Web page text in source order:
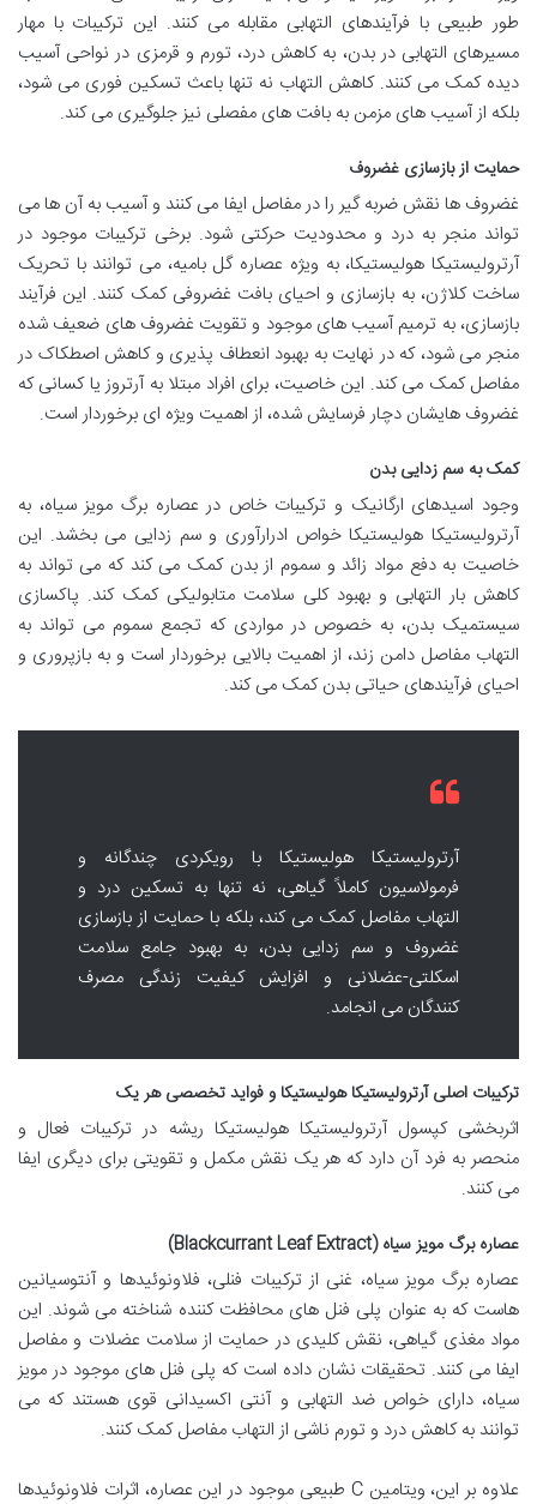
طور طبیعی با فرآیندهای التهابی مقابله می کنند. این ترکیبات با مهار
مسیرهای التهابی در بدن، به کاهش درد، تورم و قرمزی در نواحی آسیب
دیده کمک می کنند. کاهش التهاب نه تنها باعث تسکین فوری می شود،
بلکه از آسیب های مزمن به بافت های مفصلی نیز جلوگیری می کند.
حمایت از بازسازی غضروف
غضروف ها نقش ضربه گیر را در مفاصل ایفا می کنند و آسیب به آن ها می
تواند منجر به درد و محدودیت حرکتی شود. برخی ترکیبات موجود در
آرترولیستیکا هولیستیکا، به ویژه عصاره گل بامیه، می توانند با تحریک
ساخت کلاژن، به بازسازی و احیای بافت غضروفی کمک کنند. این فرآیند
بازسازی، به ترمیم آسیب های موجود و تقویت غضروف های ضعیف شده
منجر می شود، که در نهایت به بهبود انعطاف پذیری و کاهش اصطکاک در
مفاصل کمک می کند. این خاصیت، برای افراد مبتلا به آرتروز یا کسانی که
غضروف هایشان دچار فرسایش شده، از اهمیت ویژه ای برخوردار است.
کمک به سم زدایی بدن
وجود اسیدهای ارگانیک و ترکیبات خاص در عصاره برگ مویز سیاه، به
آرترولیستیکا هولیستیکا خواص ادرارآوری و سم زدایی می بخشد. این
خاصیت به دفع مواد زائد و سموم از بدن کمک می کند که می تواند به
کاهش بار التهابی و بهبود کلی سلامت متابولیکی کمک کند. پاکسازی
سیستمیک بدن، به خصوص در مواردی که تجمع سموم می تواند به
التهاب مفاصل دامن زند، از اهمیت بالایی برخوردار است و به بازپروری و
احیای فرآیندهای حیاتی بدن کمک می کند.
آرترولیستیکا هولیستیکا با رویکردی چندگانه و
فرمولاسیون کاملاً گیاهی، نه تنها به تسکین درد و
التهاب مفاصل کمک می کند، بلکه با حمایت از بازسازی
غضروف و سم زدایی بدن، به بهبود جامع سلامت
اسکلتی-عضلانی و افزایش کیفیت زندگی مصرف
کنندگان می انجامد.
ترکیبات اصلی آرترولیستیکا هولیستیکا و فواید تخصصی هر یک
اثربخشی کپسول آرترولیستیکا هولیستیکا ریشه در ترکیبات فعال و
منحصر به فرد آن دارد که هر یک نقش مکمل و تقویتی برای دیگری ایفا
می کنند.
عصاره برگ مویز سیاه (Blackcurrant Leaf Extract)
عصاره برگ مویز سیاه، غنی از ترکیبات فنلی، فلاونوئیدها و آنتوسیانین
هاست که به عنوان پلی فنل های محافظت کننده شناخته می شوند. این
مواد مغذی گیاهی، نقش کلیدی در حمایت از سلامت عضلات و مفاصل
ایفا می کنند. تحقیقات نشان داده است که پلی فنل های موجود در مویز
سیاه، دارای خواص ضد التهابی و آنتی اکسیدانی قوی هستند که می
توانند به کاهش درد و تورم ناشی از التهاب مفاصل کمک کنند.
علاوه بر این، ویتامین C طبیعی موجود در این عصاره، اثرات فلاونوئیدها